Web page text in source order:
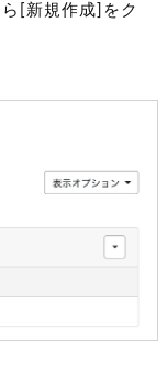
[新規作成]をク